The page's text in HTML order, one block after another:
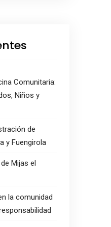
Comunitaria:
Niños y
de
y Fuengirola
Mijas el
la comunidad